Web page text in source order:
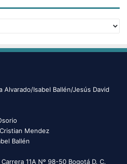
Alvarado/Isabel Ballén/Jesús David
Cristian Mendez
Ballén
11A Nº 98-50 Bogotá D. C.